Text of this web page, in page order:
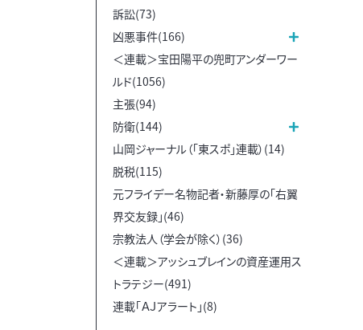
訴訟(73)
凶悪事件(166)
＜連載＞宝田陽平の兜町アンダーワー
ルド(1056)
主張(94)
防衛(144)
山岡ジャーナル（「東スポ」連載）(14)
脱税(115)
元フライデー名物記者・新藤厚の「右翼
界交友録」(46)
宗教法人（学会が除く）(36)
＜連載＞アッシュブレインの資産運用ス
トラテジー(491)
連載「ＡＪアラート」(8)